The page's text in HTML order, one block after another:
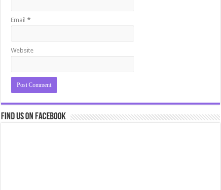
Email*
Website
Find us on Facebook